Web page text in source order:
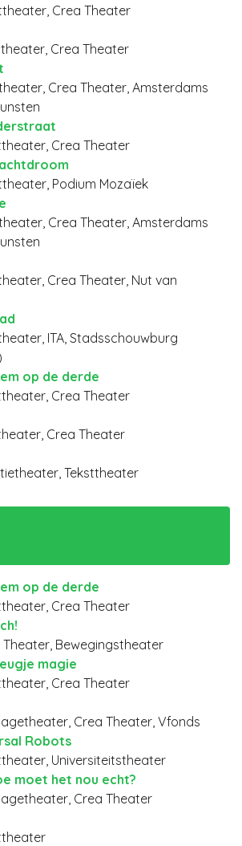
Crea Theater
Crea Theater
Crea Theater, Amsterdams
Crea Theater
Podium Mozaïek
Crea Theater, Amsterdams
Crea Theater, Nut van
ITA, Stadsschouwburg
op de derde
Crea Theater
Crea Theater
Teksttheater
op de derde
Crea Theater
Theater, Bewegingstheater
magie
Crea Theater
Crea Theater, Vfonds
Robots
Universiteitstheater
moet het nou echt?
Crea Theater